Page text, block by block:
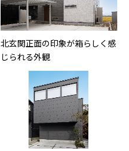
北玄関正面の印象が箱らしく感
じられる外観